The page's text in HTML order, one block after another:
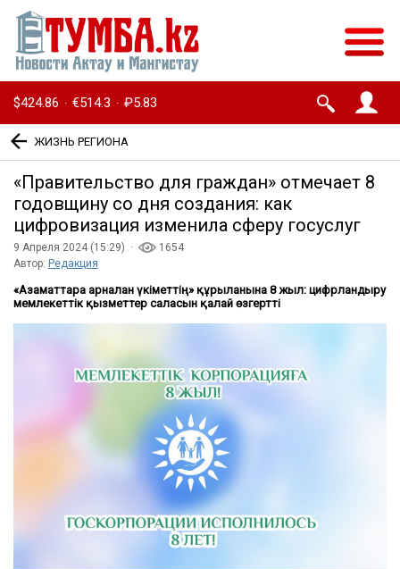
$424.86 · €514.3 · ₽5.83
ЖИЗНЬ РЕГИОНА
«Правительство для граждан» отмечает 8
годовщину со дня создания: как
цифровизация изменила сферу госуслуг
9 Апреля 2024 (15:29) ·
1654
Автор: Редакция
«Азаматтарға арналған үкіметтің» құрылғанына 8 жыл: цифрландыру
мемлекеттік қызметтер саласын қалай өзгертті